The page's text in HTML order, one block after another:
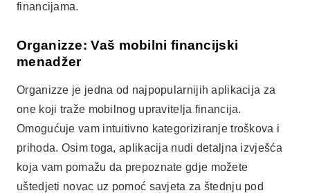
financijama.
Organizze: Vaš mobilni financijski
menadžer
Organizze je jedna od najpopularnijih aplikacija za
one koji traže mobilnog upravitelja financija.
Omogućuje vam intuitivno kategoriziranje troškova i
prihoda. Osim toga, aplikacija nudi detaljna izvješća
koja vam pomažu da prepoznate gdje možete
uštedjeti novac uz pomoć savjeta za štednju pod